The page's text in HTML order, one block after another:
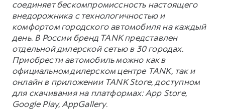
соединяет бескомпромиссность настоящего
внедорожника с технологичностью и
комфортом городского автомобиля на каждый
день. В России бренд TANK представлен
отдельной дилерской сетью в 30 городах.
Приобрести автомобиль можно как в
официальном дилерском центре TANK, так и
онлайн в приложении TANK Store, доступном
для скачивания на платформах: App Store,
Google Play, AppGallery.